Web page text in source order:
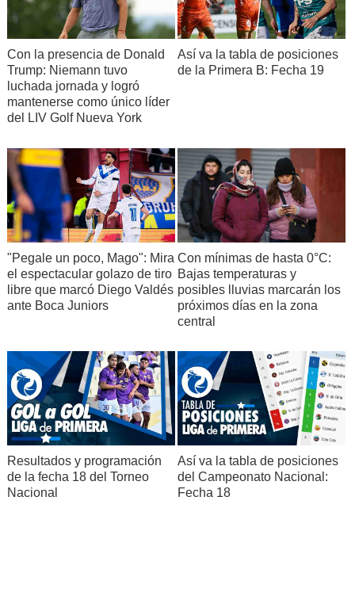
Con la presencia de Donald
Trump: Niemann tuvo
luchada jornada y logró
mantenerse como único líder
del LIV Golf Nueva York
Así va la tabla de posiciones
de la Primera B: Fecha 19
"Pegale un poco, Mago": Mira
el espectacular golazo de tiro
libre que marcó Diego Valdés
ante Boca Juniors
Con mínimas de hasta 0°C:
Bajas temperaturas y
posibles lluvias marcarán los
próximos días en la zona
central
Resultados y programación
de la fecha 18 del Torneo
Nacional
Así va la tabla de posiciones
del Campeonato Nacional:
Fecha 18